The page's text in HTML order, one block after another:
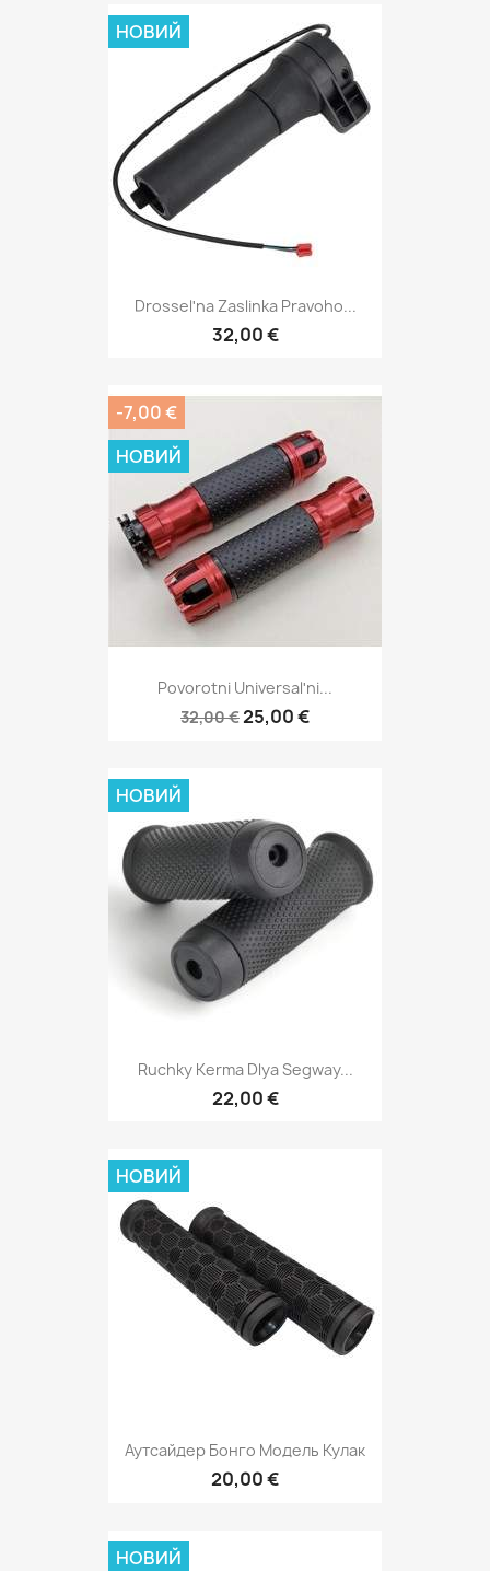
Drosselʹna Zaslinka Pravoho...
32,00 €
НОВИЙ
Povorotni Universalʹni...
32,00 €25,00 €
-7,00 €
НОВИЙ
Ruchky Kerma Dlya Segway...
22,00 €
НОВИЙ
Аутсайдер Бонго Модель Кулак
20,00 €
НОВИЙ
НОВИЙ